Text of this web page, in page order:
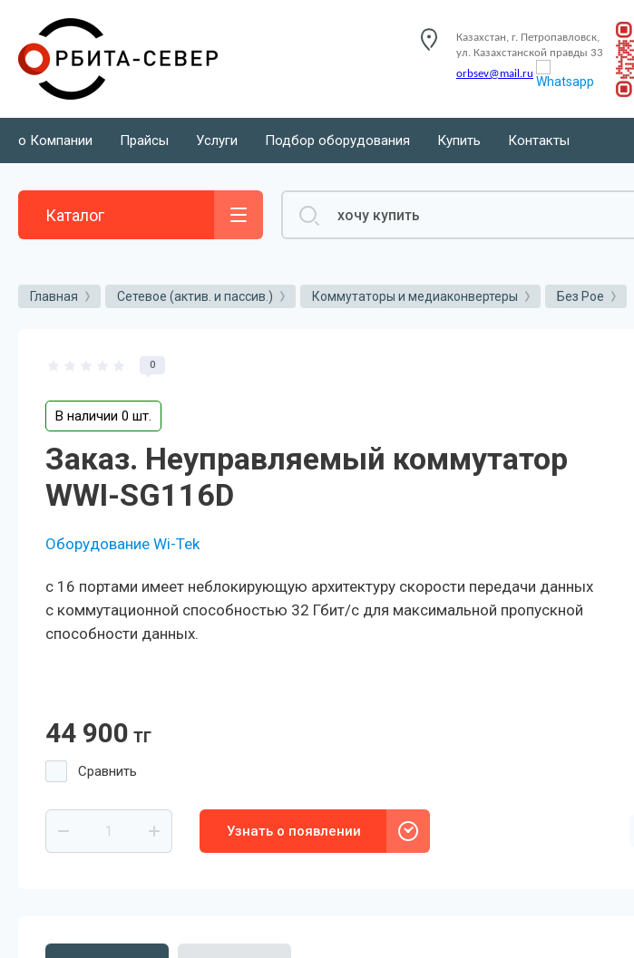
Казахстан, г. Петропавловск,
ул. Казахстанской правды 33
orbsev@mail.ru
о Компании Прайсы Услуги Подбор оборудования Купить Контакты
Каталог
Главная Сетевое (актив. и пассив.) Коммутаторы и медиаконвертеры Без Poe
0
В наличии 0 шт.
Заказ. Неуправляемый коммутатор
WWI-SG116D
Оборудование Wi-Tek
с 16 портами имеет неблокирующую архитектуру скорости передачи данных
с коммутационной способностью 32 Гбит/с для максимальной пропускной
способности данных.
44 900 тг
Сравнить
Узнать о появлении